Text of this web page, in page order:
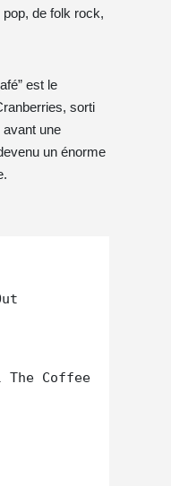
de folk rock,
est le
sorti
avant une
un énorme
The Coffee